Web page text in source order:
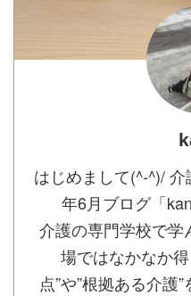
はじめまして(^-^)/
年6月ブログ「
介護の専門学校で学
場ではなかなか
点”や”根拠ある介護